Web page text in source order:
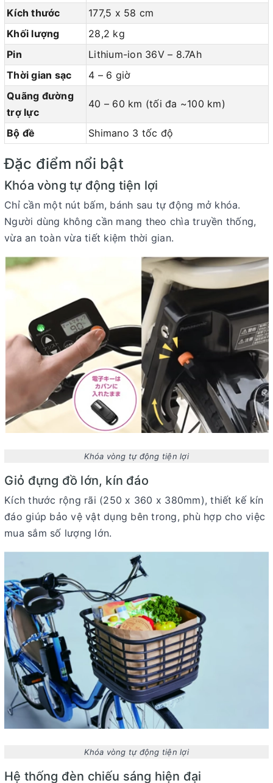
Kích thước
177,5 x 58 cm
Khối lượng
28,2 kg
Pin
Lithium-ion 36V – 8.7Ah
Thời gian sạc
4 – 6 giờ
Quãng đường
trợ lực
40 – 60 km (tối đa ~100 km)
Bộ đề Shimano 3 tốc độ
Đặc điểm nổi bật
Khóa vòng tự động tiện lợi
Chỉ cần một nút bấm, bánh sau tự động mở khóa.
Người dùng không cần mang theo chìa truyền thống,
vừa an toàn vừa tiết kiệm thời gian.
Khóa vòng tự động tiện lợi
Giỏ đựng đồ lớn, kín đáo
Kích thước rộng rãi (250 x 360 x 380mm), thiết kế kín
đáo giúp bảo vệ vật dụng bên trong, phù hợp cho việc
mua sắm số lượng lớn.
Khóa vòng tự động tiện lợi
Hệ thống đèn chiếu sáng hiện đại